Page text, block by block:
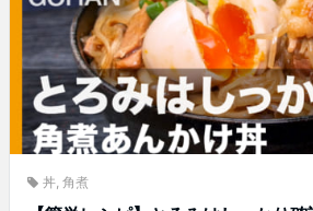
丼, 角煮